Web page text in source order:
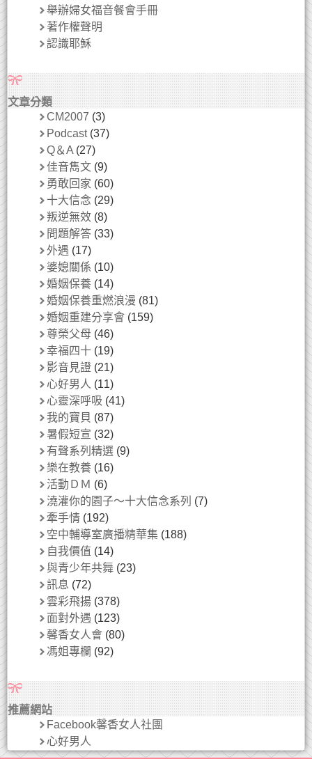
舉辦婦女福音餐會手冊
著作權聲明
認識耶穌
文章分類
CM2007 (3)
Podcast(37)
Q＆A (27)
佳音雋文 (9)
勇敢回家 (60)
十大信念 (29)
叛逆無效 (8)
問題解答 (33)
外遇 (17)
婆媳關係 (10)
婚姻保養 (14)
婚姻保養重燃浪漫 (81)
婚姻重建分享會 (159)
尊榮父母 (46)
幸福四十 (19)
影音見證 (21)
心好男人 (11)
心靈深呼吸 (41)
我的寶貝 (87)
暑假短宣 (32)
有聲系列精選 (9)
樂在教養 (16)
活動ＤＭ (6)
澆灌你的園子～十大信念系列 (7)
牽手情 (192)
空中輔導室廣播精華集 (188)
自我價值 (14)
與青少年共舞 (23)
訊息 (72)
雲彩飛揚 (378)
面對外遇 (123)
馨香女人會 (80)
馮姐專欄 (92)
推薦網站
Facebook馨香女人社團
心好男人